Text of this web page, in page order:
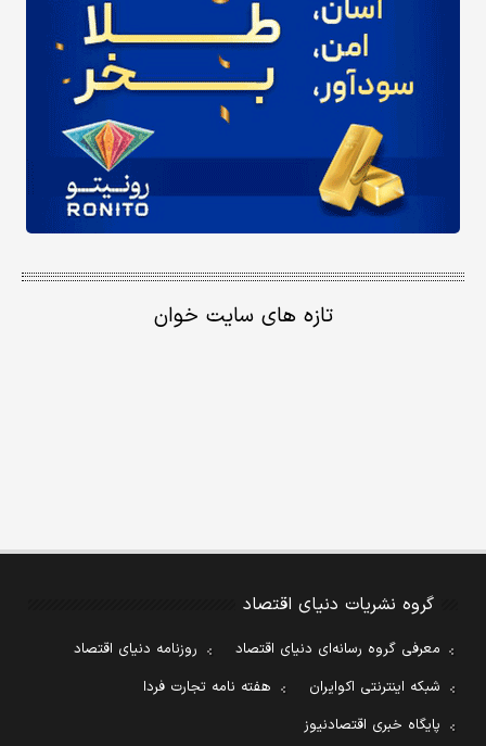
تازه های سایت خوان
گروه نشریات دنیای اقتصاد
معرفی گروه رسانه‌ای دنیای اقتصاد
روزنامه دنیای اقتصاد
شبکه اینترنتی اکوایران
هفته نامه تجارت فردا
پایگاه خبری اقتصادنیوز